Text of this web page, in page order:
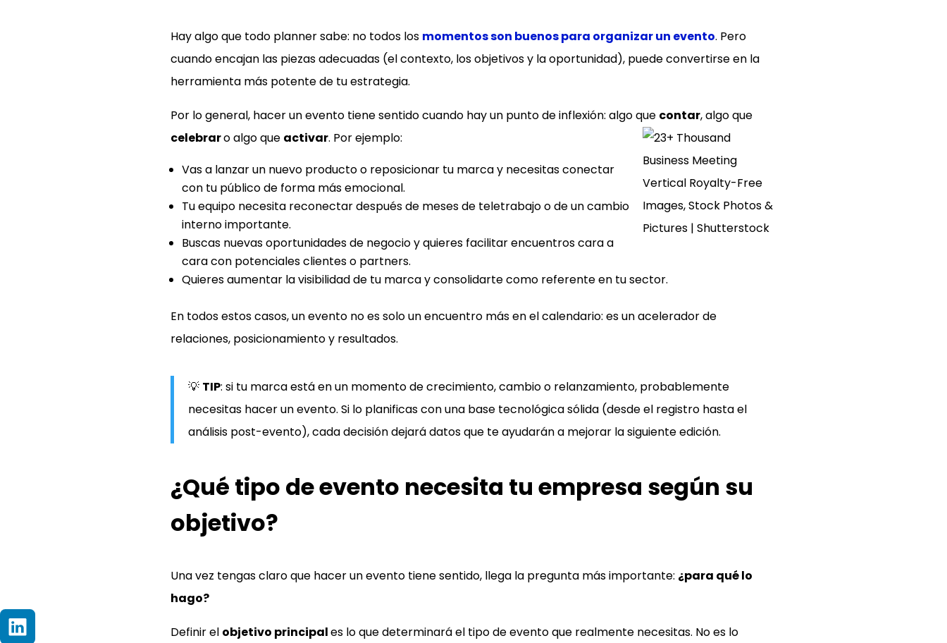
Hay algo que todo planner sabe: no todos los momentos son buenos para organizar un evento. Pero
cuando encajan las piezas adecuadas (el contexto, los objetivos y la oportunidad), puede convertirse en la
herramienta más potente de tu estrategia.
Por lo general, hacer un evento tiene sentido cuando hay un punto de inflexión: algo que contar, algo que
celebraro algo que activar. Por ejemplo:
Vas a lanzar un nuevo producto o reposicionar tu marca y necesitas conectar
con tu público de forma más emocional.
Tu equipo necesita reconectar después de meses de teletrabajo o de un cambio
interno importante.
Buscas nuevas oportunidades de negocio y quieres facilitar encuentros cara a
cara con potenciales clientes o partners.
Quieres aumentar la visibilidad de tu marca y consolidarte como referente en tu sector.
En todos estos casos, un evento no es solo un encuentro más en el calendario: es un acelerador de
relaciones, posicionamiento y resultados.
💡 TIP: si tu marca está en un momento de crecimiento, cambio o relanzamiento, probablemente
necesitas hacer un evento. Si lo planificas con una base tecnológica sólida (desde el registro hasta el
análisis post-evento), cada decisión dejará datos que te ayudarán a mejorar la siguiente edición.
¿Qué tipo de evento necesita tu empresa según su
objetivo?
Una vez tengas claro que hacer un evento tiene sentido, llega la pregunta más importante: ¿para qué lo
hago?
Definir el objetivo principales lo que determinará el tipo de evento que realmente necesitas. No es lo